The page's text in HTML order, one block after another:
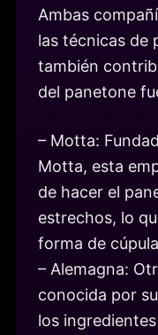
Ambas
las técnicas de
también
del panetone
– Motta:
Motta, esta
de hacer el
estrechos, lo
forma de
– Alemagna:
conocida por
los